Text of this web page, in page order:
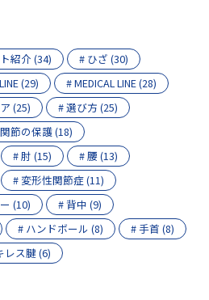
紹介 (34)
# ひざ (30)
(29)
# MEDICAL LINE (28)
(25)
# 選び方 (25)
節の保護 (18)
# 肘 (15)
# 腰 (13)
# 変形性関節症 (11)
(10)
# 背中 (9)
# ハンドボール (8)
# 手首 (8)
レス腱 (6)